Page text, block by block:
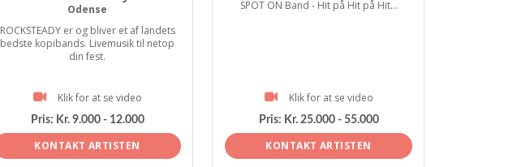
Odense
ROCKSTEADY er og bliver et af landets
bedste kopibands. Livemusik til netop
din fest.
Klik for at se video
Pris: Kr. 9.000 - 12.000
KONTAKT ARTISTEN
SPOT ON Band - Hit på Hit på Hit...
Klik for at se video
Pris: Kr. 25.000 - 55.000
KONTAKT ARTISTEN